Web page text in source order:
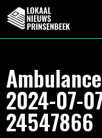
2024-07-
24547866